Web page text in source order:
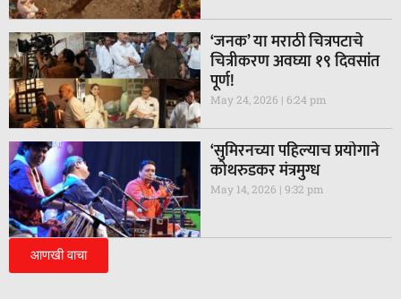
‘जनक’ या मराठी चित्रपटाचे
चित्रीकरण अवघ्या १९ दिवसांत
पूर्ण!
May 24, 2026 6:24 pm
‘सुमिरनच्या पहिल्याच प्रयोगाने
कोथरुडकर मंत्रमुग्ध
May 14, 2026 9:32 pm
आणखी वाचा